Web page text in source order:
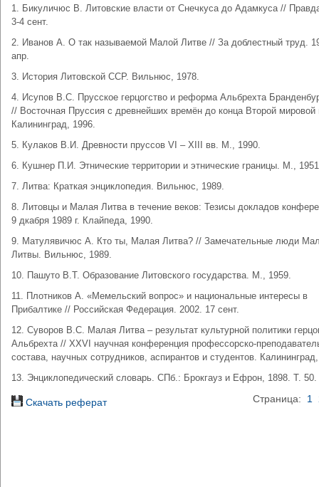
1. Бикуличюс В. Литовские власти от Снечкуса до Адамкуса //
3-4 сент.
2. Иванов А. О так называемой Малой Литве // За доблестный труд.
апр.
3. История Литовской ССР. Вильнюс, 1978.
4. Исупов В.С. Прусское герцогство и реформа Альбрехта
// Восточная Пруссия с древнейших времён до конца Второй мировой
Калининград, 1996.
5. Кулаков В.И. Древности пруссов VI – XIII вв. М., 1990.
6. Кушнер П.И. Этнические территории и этнические границы. М.,
7. Литва: Краткая энциклопедия. Вильнюс, 1989.
8. Литовцы и Малая Литва в течение веков: Тезисы докладов
9 дкабря 1989 г. Клайпеда, 1990.
9. Матулявичюс А. Кто ты, Малая Литва? // Замечательные люди
Литвы. Вильнюс, 1989.
10. Пашуто В.Т. Образование Литовского государства. М., 1959.
11. Плотников А. «Мемельский вопрос» и национальные интересы в
Прибалтике // Российская Федерация. 2002. 17 сент.
12. Суворов В.С. Малая Литва – результат культурной политики
Альбрехта // XXVI научная конференция профессорско-
состава, научных сотрудников, аспирантов и студентов.
13. Энциклопедический словарь. СПб.: Брокгауз и Ефрон, 1898. Т. 50.
Скачать реферат Страница: 1